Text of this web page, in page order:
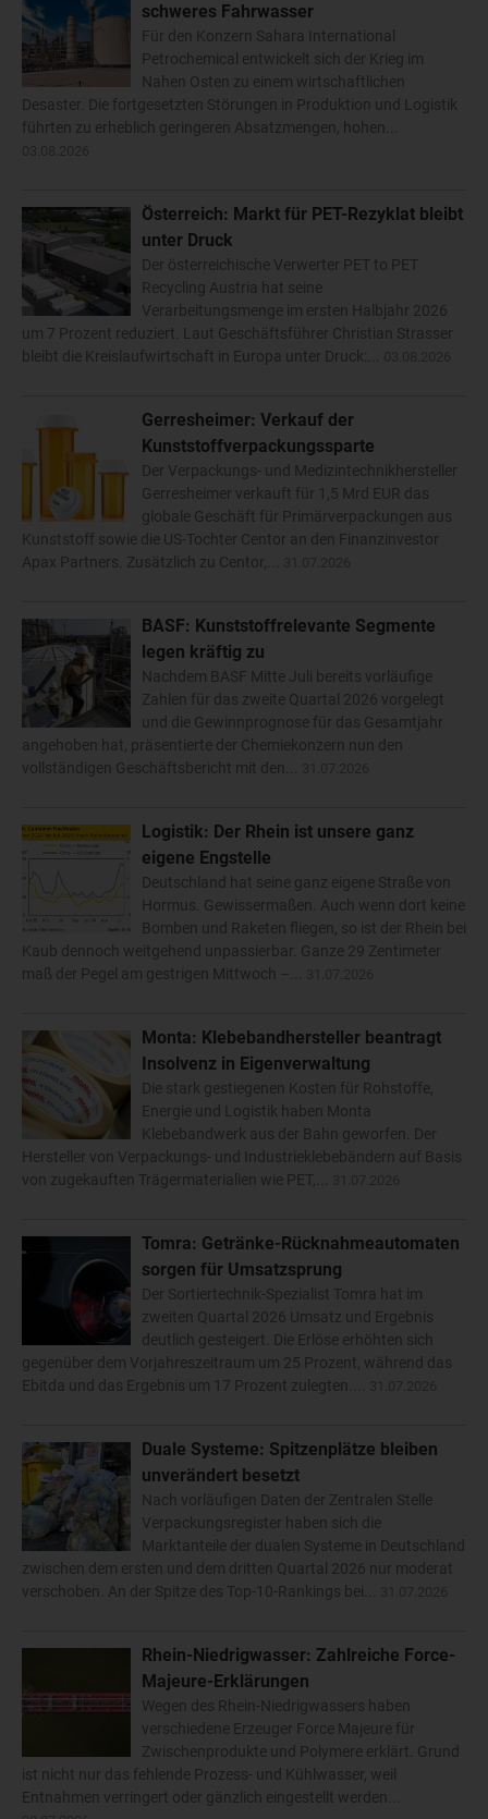
schweres Fahrwasser
Für den Konzern Sahara International
Petrochemical entwickelt sich der Krieg im
Nahen Osten zu einem wirtschaftlichen
Desaster. Die fortgesetzten Störungen in Produktion und Logistik
führten zu erheblich geringeren Absatzmengen, hohen...
Österreich: Markt für PET-Rezyklat bleibt
unter Druck
Der österreichische Verwerter PET to PET
Recycling Austria hat seine
Verarbeitungsmenge im ersten Halbjahr 2026
um 7 Prozent reduziert. Laut Geschäftsführer Christian Strasser
bleibt die Kreislaufwirtschaft in Europa unter Druck:...
Gerresheimer: Verkauf der
Kunststoffverpackungssparte
Der Verpackungs- und Medizintechnikhersteller
Gerresheimer verkauft für 1,5 Mrd EUR das
globale Geschäft für Primärverpackungen aus
Kunststoff sowie die US-Tochter Centor an den Finanzinvestor
Apax Partners. Zusätzlich zu Centor,...
BASF: Kunststoffrelevante Segmente
legen kräftig zu
Nachdem BASF Mitte Juli bereits vorläufige
Zahlen für das zweite Quartal 2026 vorgelegt
und die Gewinnprognose für das Gesamtjahr
angehoben hat, präsentierte der Chemiekonzern nun den
vollständigen Geschäftsbericht mit den...
Logistik: Der Rhein ist unsere ganz
eigene Engstelle
Deutschland hat seine ganz eigene Straße von
Hormus. Gewissermaßen. Auch wenn dort keine
Bomben und Raketen fliegen, so ist der Rhein bei
Kaub dennoch weitgehend unpassierbar. Ganze 29 Zentimeter
maß der Pegel am gestrigen Mittwoch –...
Monta: Klebebandhersteller beantragt
Insolvenz in Eigenverwaltung
Die stark gestiegenen Kosten für Rohstoffe,
Energie und Logistik haben Monta
Klebebandwerk aus der Bahn geworfen. Der
Hersteller von Verpackungs- und Industrieklebebändern auf Basis
von zugekauften Trägermaterialien wie PET,...
Tomra: Getränke-Rücknahmeautomaten
sorgen für Umsatzsprung
Der Sortiertechnik-Spezialist Tomra hat im
zweiten Quartal 2026 Umsatz und Ergebnis
deutlich gesteigert. Die Erlöse erhöhten sich
gegenüber dem Vorjahreszeitraum um 25 Prozent, während das
Ebitda und das Ergebnis um 17 Prozent zulegten....
Duale Systeme: Spitzenplätze bleiben
unverändert besetzt
Nach vorläufigen Daten der Zentralen Stelle
Verpackungsregister haben sich die
Marktanteile der dualen Systeme in Deutschland
zwischen dem ersten und dem dritten Quartal 2026 nur moderat
verschoben. An der Spitze des Top-10-Rankings bei...
Rhein-Niedrigwasser: Zahlreiche Force-
Majeure-Erklärungen
Wegen des Rhein-Niedrigwassers haben
verschiedene Erzeuger Force Majeure für
Zwischenprodukte und Polymere erklärt. Grund
ist nicht nur das fehlende Prozess- und Kühlwasser, weil
Entnahmen verringert oder gänzlich eingestellt werden...